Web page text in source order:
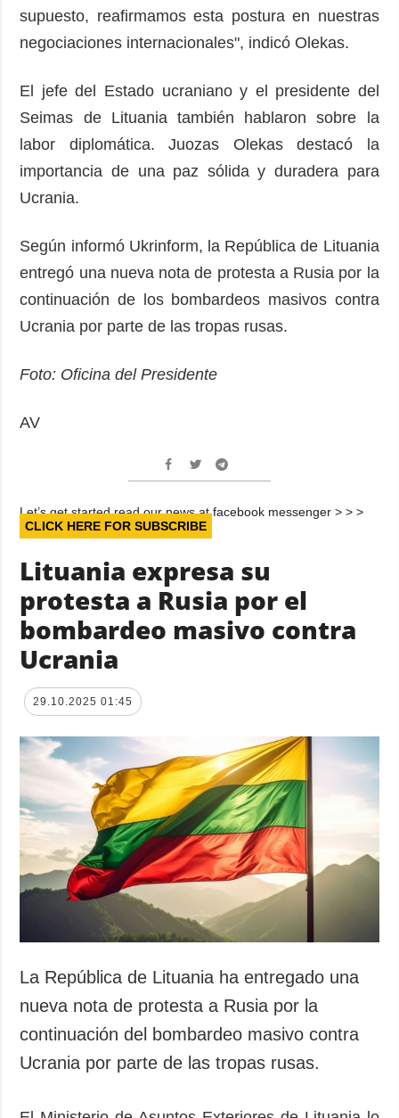
supuesto, reafirmamos esta postura en nuestras
negociaciones internacionales", indicó Olekas.
El jefe del Estado ucraniano y el presidente del
Seimas de Lituania también hablaron sobre la
labor diplomática. Juozas Olekas destacó la
importancia de una paz sólida y duradera para
Ucrania.
Según informó Ukrinform, la República de Lituania
entregó una nueva nota de protesta a Rusia por la
continuación de los bombardeos masivos contra
Ucrania por parte de las tropas rusas.
Foto: Oficina del Presidente
AV
Let’s get started read our news at facebook messenger > > >
CLICK HERE FOR SUBSCRIBE
Lituania expresa su
protesta a Rusia por el
bombardeo masivo contra
Ucrania
29.10.2025 01:45
La República de Lituania ha entregado una
nueva nota de protesta a Rusia por la
continuación del bombardeo masivo contra
Ucrania por parte de las tropas rusas.